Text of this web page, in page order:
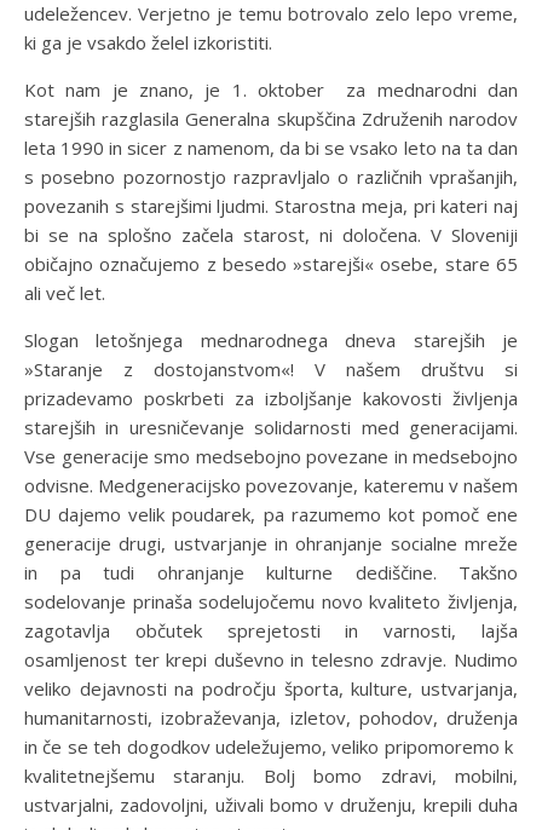
udeležencev. Verjetno je temu botrovalo zelo lepo vreme,
ki ga je vsakdo želel izkoristiti.
Kot nam je znano, je 1. oktober za mednarodni dan
starejših razglasila Generalna skupščina Združenih narodov
leta 1990 in sicer z namenom, da bi se vsako leto na ta dan
s posebno pozornostjo razpravljalo o različnih vprašanjih,
povezanih s starejšimi ljudmi. Starostna meja, pri kateri naj
bi se na splošno začela starost, ni določena. V Sloveniji
običajno označujemo z besedo »starejši« osebe, stare 65
ali več let.
Slogan letošnjega mednarodnega dneva starejših je
»Staranje z dostojanstvom«! V našem društvu si
prizadevamo poskrbeti za izboljšanje kakovosti življenja
starejših in uresničevanje solidarnosti med generacijami.
Vse generacije smo medsebojno povezane in medsebojno
odvisne. Medgeneracijsko povezovanje, kateremu v našem
DU dajemo velik poudarek, pa razumemo kot pomoč ene
generacije drugi, ustvarjanje in ohranjanje socialne mreže
in pa tudi ohranjanje kulturne dediščine. Takšno
sodelovanje prinaša sodelujočemu novo kvaliteto življenja,
zagotavlja občutek sprejetosti in varnosti, lajša
osamljenost ter krepi duševno in telesno zdravje. Nudimo
veliko dejavnosti na področju športa, kulture, ustvarjanja,
humanitarnosti, izobraževanja, izletov, pohodov, druženja
in če se teh dogodkov udeležujemo, veliko pripomoremo k
kvalitetnejšemu staranju. Bolj bomo zdravi, mobilni,
ustvarjalni, zadovoljni, uživali bomo v druženju, krepili duha